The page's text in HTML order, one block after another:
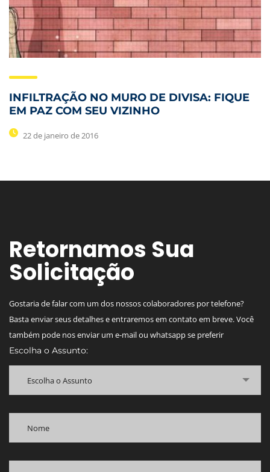
INFILTRAÇÃO NO MURO DE DIVISA: FIQUE
EM PAZ COM SEU VIZINHO
22 de janeiro de 2016
Retornamos Sua
Solicitação
Gostaria de falar com um dos nossos colaboradores por telefone?
Basta enviar seus detalhes e entraremos em contato em breve. Você
também pode nos enviar um e-mail ou whatsapp se preferir
Escolha o Assunto:
Escolha o Assunto